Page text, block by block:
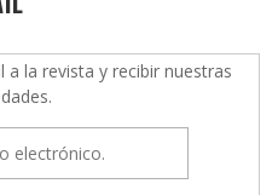
a la revista y recibir nuestras